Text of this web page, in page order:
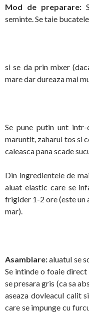
Mod de preparare:
seminte. Se taie bucatele
si se da prin mixer
mare dar dureaza mai
Se pune putin unt
maruntit, zaharul tos si
caleasca pana scade
Din ingredientele de
aluat elastic care se
frigider 1-2 ore (este un
mar).
Asamblare:aluatul se
Se intinde o foaie
se presara gris (ca sa
aseaza dovleacul calit
care se impunge cu